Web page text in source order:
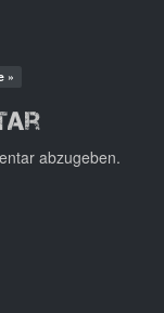
»
abzugeben.